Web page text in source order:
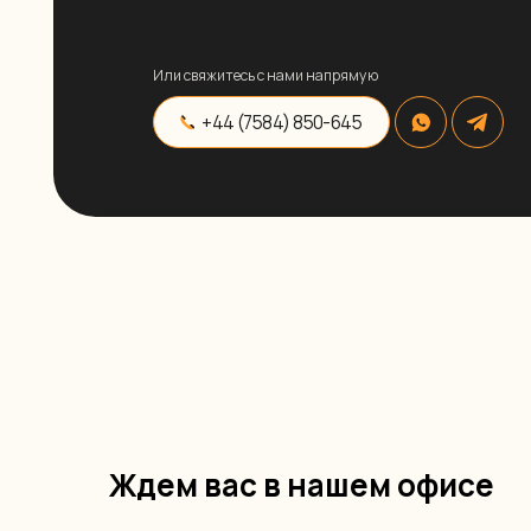
Ждем вас в нашем офисе